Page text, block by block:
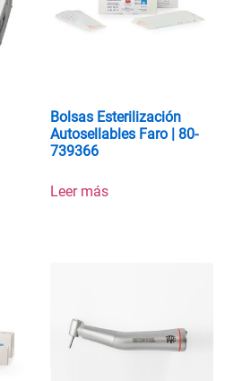
Bolsas Esterilización
Autosellables Faro | 80-
739366
Leer más